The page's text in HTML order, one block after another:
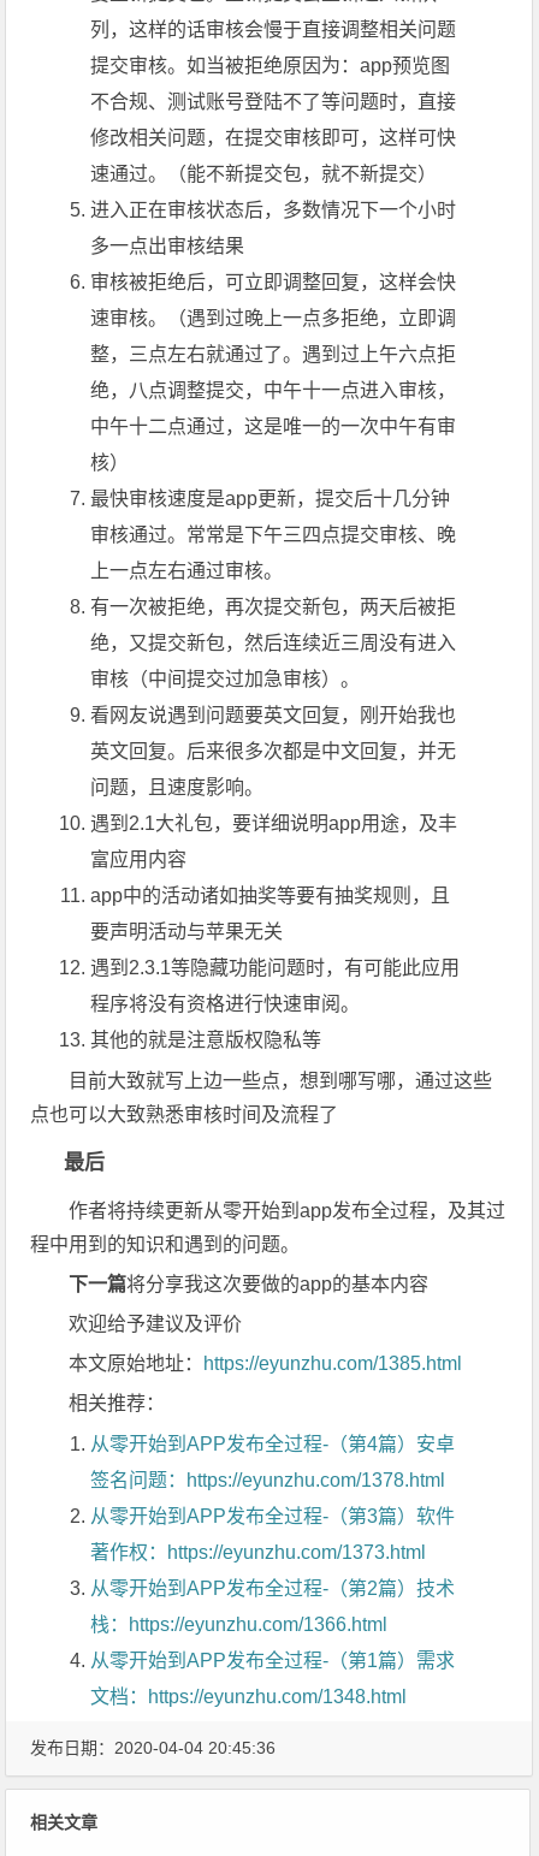
列，这样的话审核会慢于直接调整相关问题
提交审核。如当被拒绝原因为：app预览图
不合规、测试账号登陆不了等问题时，直接
修改相关问题，在提交审核即可，这样可快
速通过。（能不新提交包，就不新提交）
进入正在审核状态后，多数情况下一个小时
多一点出审核结果
审核被拒绝后，可立即调整回复，这样会快
速审核。（遇到过晚上一点多拒绝，立即调
整，三点左右就通过了。遇到过上午六点拒
绝，八点调整提交，中午十一点进入审核，
中午十二点通过，这是唯一的一次中午有审
核）
最快审核速度是app更新，提交后十几分钟
审核通过。常常是下午三四点提交审核、晚
上一点左右通过审核。
有一次被拒绝，再次提交新包，两天后被拒
绝，又提交新包，然后连续近三周没有进入
审核（中间提交过加急审核）。
看网友说遇到问题要英文回复，刚开始我也
英文回复。后来很多次都是中文回复，并无
问题，且速度影响。
遇到2.1大礼包，要详细说明app用途，及丰
富应用内容
app中的活动诸如抽奖等要有抽奖规则，且
要声明活动与苹果无关
遇到2.3.1等隐藏功能问题时，有可能此应用
程序将没有资格进行快速审阅。
其他的就是注意版权隐私等
目前大致就写上边一些点，想到哪写哪，通过这些
点也可以大致熟悉审核时间及流程了
最后
作者将持续更新从零开始到app发布全过程，及其过
程中用到的知识和遇到的问题。
下一篇将分享我这次要做的app的基本内容
欢迎给予建议及评价
本文原始地址： https://eyunzhu.com/1385.html
相关推荐：
从零开始到APP发布全过程-（第4篇）安卓
签名问题：https://eyunzhu.com/1378.html
从零开始到APP发布全过程-（第3篇）软件
著作权：https://eyunzhu.com/1373.html
从零开始到APP发布全过程-（第2篇）技术
栈：https://eyunzhu.com/1366.html
从零开始到APP发布全过程-（第1篇）需求
文档：https://eyunzhu.com/1348.html
发布日期：2020-04-04 20:45:36
相关文章